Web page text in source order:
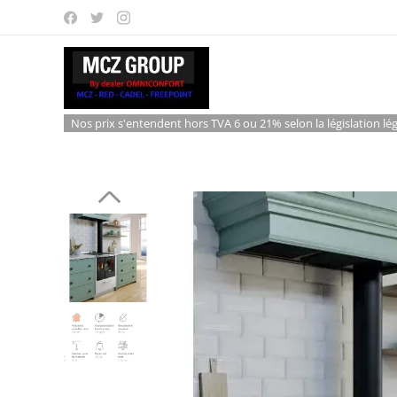
Nos prix s'entendent hors TVA 6 ou 21% selon la législation